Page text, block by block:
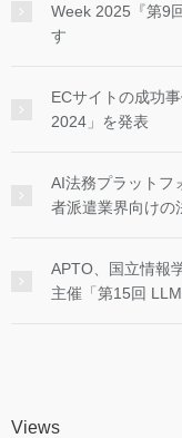
Week 2025『第9
す
ECサイトの成功
2024」を発表
AI法務プラットフ
者派遣業界向けの
APTO、国立情報
主催「第15回
Views